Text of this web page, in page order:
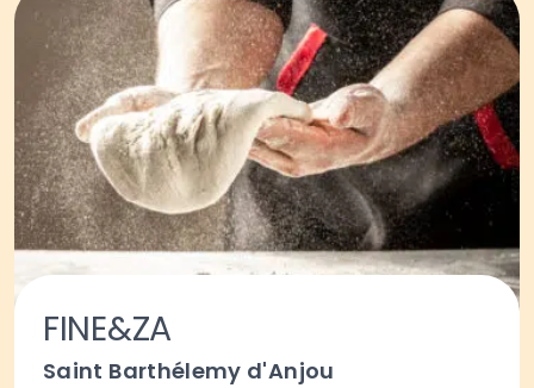
FINE&ZA
Saint Barthélemy d'Anjou